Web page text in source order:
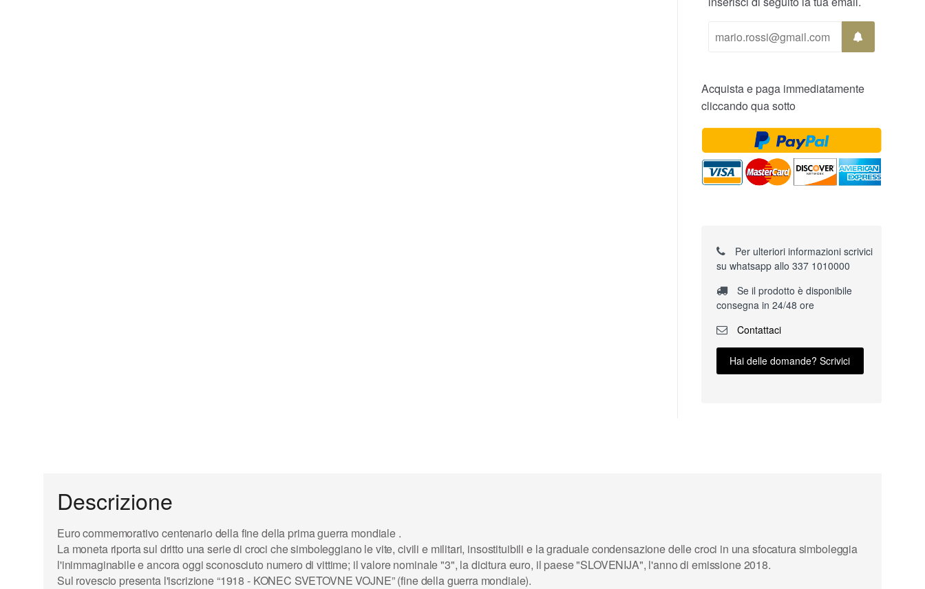
Acquista e paga immediatamente
cliccando qua sotto
Per ulteriori informazioni scrivici
su whatsapp allo 337 1010000
Se il prodotto è disponibile
consegna in 24/48 ore
Contattaci
Hai delle domande? Scrivici
Descrizione
Euro commemorativocentenario dellafinedella prima guerra mondiale .
La moneta riporta sul dritto una serie di croci che simboleggiano le vite, civili e militari, insostituibili e la graduale condensazione delle croci in una sfocatura simboleggia
l'inimmaginabile e ancora oggi sconosciuto numero di vittime; il valore nominale "3", la dicitura euro, il paese "SLOVENIJA", l'anno di emissione 2018.
Sul rovescio presenta l'iscrizione “1918 - KONEC SVETOVNE VOJNE” (fine della guerra mondiale).